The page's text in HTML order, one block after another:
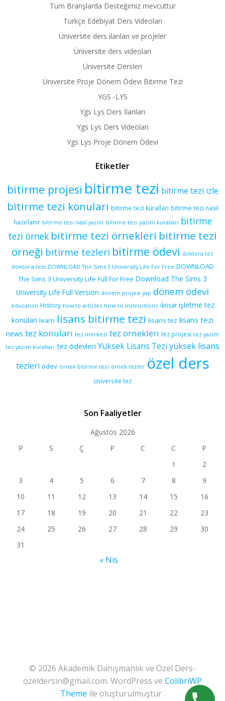
Tüm Branşlarda Desteğimiz mevcuttur
Türkçe Edebiyat Ders Videoları
Üniversite ders ilanları ve projeler
Üniversite ders videoları
Üniversite Dersleri
Üniversite Proje Dönem Ödevi Bitirme Tezi
YGS -LYS
Ygs Lys Ders İlanları
Ygs Lys Ders Videoları
Ygs Lys Proje Dönem Ödevi
Etiketler
bitirme projesi bitirme tezi bitirme tezi izle
bitirme tezi konuları bitirme tezi kuralları bitirme tezi nasıl
hazırlanır bitirme tezi nasıl yazılır bitirme tezi yazım kuralları bitirme
tezi örnek bitirme tezi örnekleri bitirme tezi
örneği bitirme tezleri bitirme ödevi doktora tez
doktora tezi DOWNLOAD The Sims 3 University Life For Free DOWNLOAD
The Sims 3 University Life Full For Free Download The Sims 3
University Life Full Version dönem projesi yap dönem ödevi
education History how to articles how to instructions iktisat işletme tez
konuları learn lisans bitirme tezi lisans tez lisans tezi
news tez konuları tez merkezi tez orneklerı tez projesi tez yazım
tez yazım kuralları tez ödevleri Yüksek Lisans Tezi yüksek lisans
tezleri ödev örnek bitirme tezi örnek tezler özel ders
üniversite tez
Son Faaliyetler
Ağustos 2026
P
S Ç P C C
P
1
2
3
4 5 6 7 8
9
10
11 12 13 14 15
16
17
18 19 20 21 22
23
24
25 26 27 28 29
30
31
« Nis
© 2026 Akademik Danışmanlık ve Özel Ders-
ozeldersin@gmail.com. WordPress ve ColibriWP
Theme ile oluşturulmuştur .